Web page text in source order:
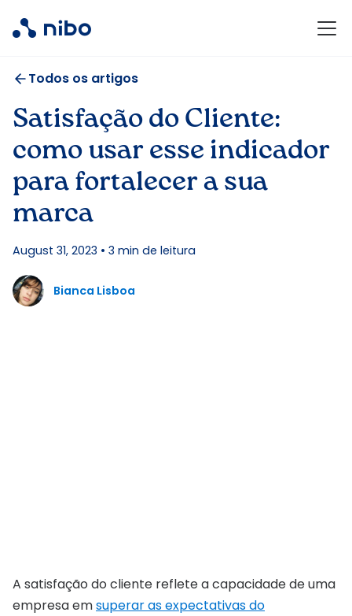
Todos os artigos
Satisfação do Cliente:
como usar esse indicador
para fortalecer a sua
marca
August 31, 2023 • 3 min de leitura
Bianca Lisboa
A satisfação do cliente reflete a capacidade de uma
empresa emsuperar as expectativas do